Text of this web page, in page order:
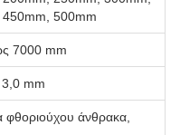
500mm
7000 mm
mm
φθοριούχου άνθρακα,